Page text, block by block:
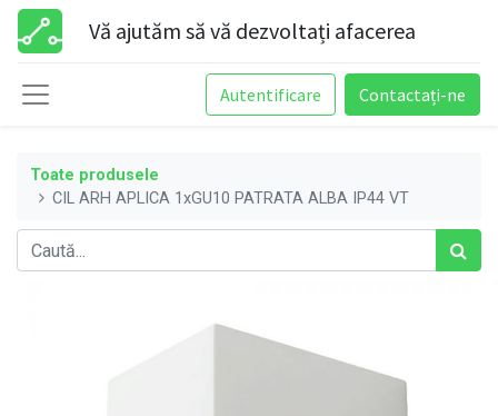
Vă ajutăm să vă dezvoltați afacerea
Autentificare Contactați-ne
Toate produsele
CIL ARH APLICA 1xGU10 PATRATA ALBA IP44 VT